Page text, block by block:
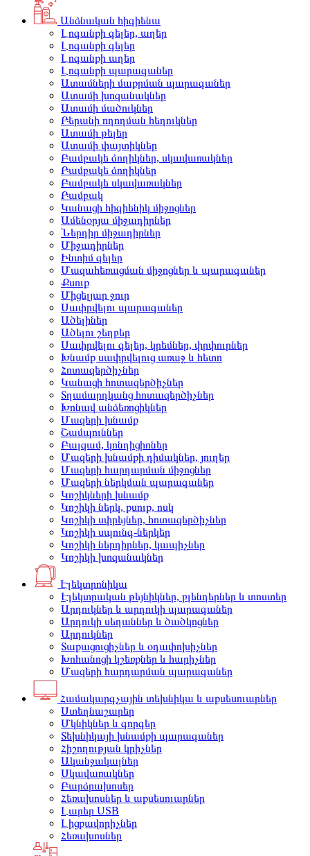
Անձնական հիգիենա
Լոգանքի գելեր, աղեր
Լոգանքի գելեր
Լոգանքի աղեր
Լոգանքի պարագաներ
Ատամների մաքրման պարագաներ
Ատամի խոզանակներ
Ատամի մածուկներ
Բերանի ողողման հեղուկներ
Ատամի թելեր
Ատամի փայտիկներ
Բամբակե ձողիկներ, սկավառակներ
Բամբակե ձողիկներ
Բամբակե սկավառակներ
Բամբակ
Կանացի հիգիենիկ միջոցներ
Ամենօրյա միջադիրներ
Ներդիր միջադիրներ
Միջադիրներ
Ինտիմ գելեր
Մազահեռացման միջոցներ և պարագաներ
Քսուք
Միցելյար ջուր
Սափրվելու պարագաներ
Ածելիներ
Ածելու շեղբեր
Սափրվելու գելեր, կրեմներ, փրփուրներ
Խնամք սափրվելուց առաջ և հետո
Հոտազերծիչներ
Կանացի հոտազերծիչներ
Տղամարդկանց հոտազերծիչներ
Խոնավ անձեռոցիկներ
Մազերի խնամք
Շամպուններ
Բալզամ, կոնդիցիոներ
Մազերի խնամքի դիմակներ, յուղեր
Մազերի հարդարման միջոցներ
Մազերի ներկման պարագաներ
Կոշիկների խնամք
Կոշիկի ներկ, քսուք, ոսկ
Կոշիկի սփրեյներ, հոտազերծիչներ
Կոշիկի սպունգ-ներկեր
Կոշիկի ներդիրներ, կապիչներ
Կոշիկի խոզանակներ
Էլեկտրոնիկա
Էլեկտրական թեյնիկներ, բլենդերներ և տոստեր
Արդուկներ և արդուկի պարագաներ
Արդուկի սեղաններ և ծածկոցներ
Արդուկներ
Տաքացուցիչներ և օդափոխիչներ
Խոհանոցի կշեռքներ և հարիչներ
Մազերի հարդարման պարագաներ
Համակարգչային տեխնիկա և աքսեսուարներ
Ստեղնաշարեր
Մկնիկներ և գորգեր
Տեխնիկայի խնամքի պարագաներ
Հիշողության կրիչներ
Ականջակալներ
Սկավառակներ
Բարձրախոսեր
Հեռախոսներ և աքսեսուարներ
Լարեր USB
Լիցքավորիչներ
Հեռախոսներ